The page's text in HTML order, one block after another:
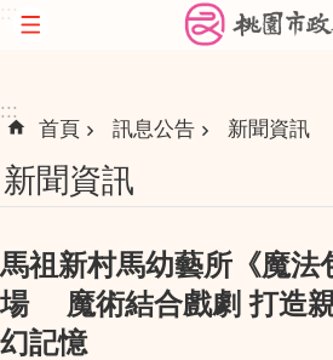
跳到主要內容區塊
:::
首頁 訊息公告 新聞資訊
新聞資訊
馬祖新村馬幼藝所《魔法
場 魔術結合戲劇 打造
幻記憶